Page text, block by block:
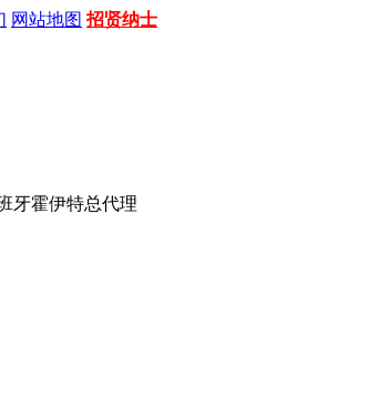
网站地图 招贤纳士
牙霍伊特总代理